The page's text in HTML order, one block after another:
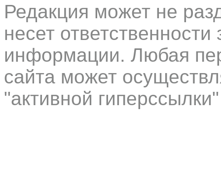
Редакция может не
несет
информации. Любая
сайта может
"активной